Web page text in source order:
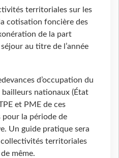
territoriales sur les
cotisation foncière des
de la part
au titre de l’année
d’occupation du
nationaux (État
et PME de ces
pour la période de
Un guide pratique sera
territoriales
même.